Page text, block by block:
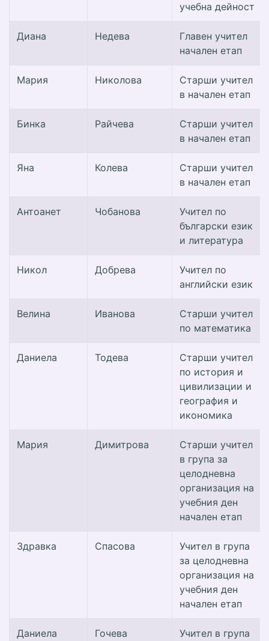
учебна дейност
Диана Недева
Главен учител
начален етап
Мария Николова
Старши учител
в начален етап
Бинка Райчева
Старши учител
в начален етап
Яна Колева
Старши учител
в начален етап
Антоанет Чобанова
Учител по
български език
и литература
Никол Добрева
Учител по
английски език
Велина Иванова
Старши учител
по математика
Даниела Тодева
Старши учител
по история и
цивилизации и
география и
икономика
Мария Димитрова
Старши учител
в група за
целодневна
организация на
учебния ден
начален етап
Здравка Спасова
Учител в група
за целодневна
организация на
учебния ден
начален етап
Даниела Гочева
Учител в група